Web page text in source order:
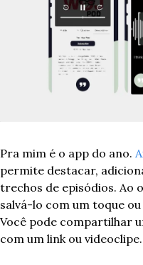
Pra mim é o app do ano.
permite destacar,
trechos de episódios. Ao
salvá-lo com um toque
Você pode compartilhar
com um link ou videoclipe.